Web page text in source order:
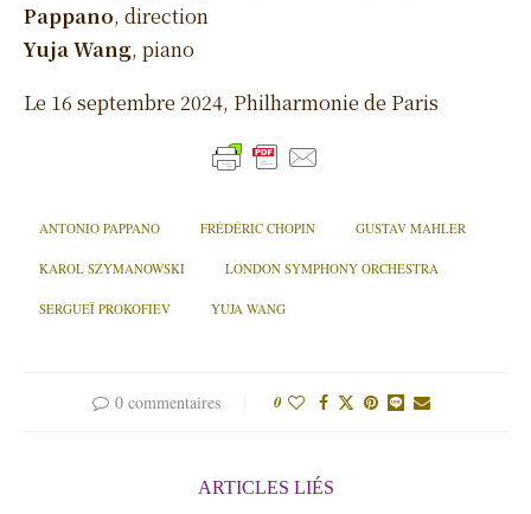
Pappano, direction
Yuja Wang, piano
Le 16 septembre 2024, Philharmonie de Paris
ANTONIO PAPPANO FRÉDÉRIC CHOPIN GUSTAV MAHLER
KAROL SZYMANOWSKI LONDON SYMPHONY ORCHESTRA
SERGUEÏ PROKOFIEV YUJA WANG
0 commentaires 0
ARTICLES LIÉS